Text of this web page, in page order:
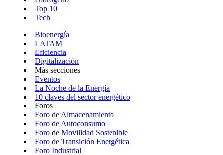
Top 10
Tech
Bioenergía
LATAM
Eficiencia
Digitalización
Más secciones
Eventos
La Noche de la Energía
10 claves del sector energético
Foros
Foro de Almacenamiento
Foro de Autoconsumo
Foro de Movilidad Sostenible
Foro de Transición Energética
Foro Industrial